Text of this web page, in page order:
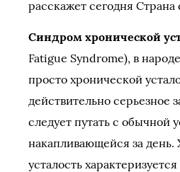
расскажет сегодня Страна
Синдром хронической
Fatigue Syndrome), в
просто хронической
действительно серьезное
следует путать с обычной
накапливающейся за день.
усталость